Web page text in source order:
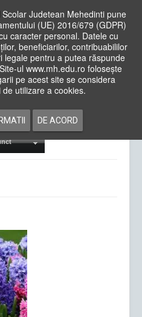
Judetean Mehedinti pune
(UE) 2016/679 (GDPR)
caracter personal. Datele cu
beneficiarilor, contribuabililor
pentru a putea răspunde
ul www.mh.edu.ro folosește
pe acest site se considera
utilizare a cookies.
DE ACORD
-